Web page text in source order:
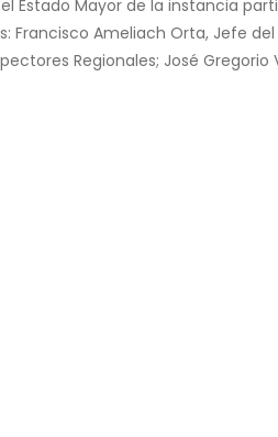
Estado Mayor de la instancia
Francisco Ameliach Orta, Jefe del
Regionales; José Gregorio